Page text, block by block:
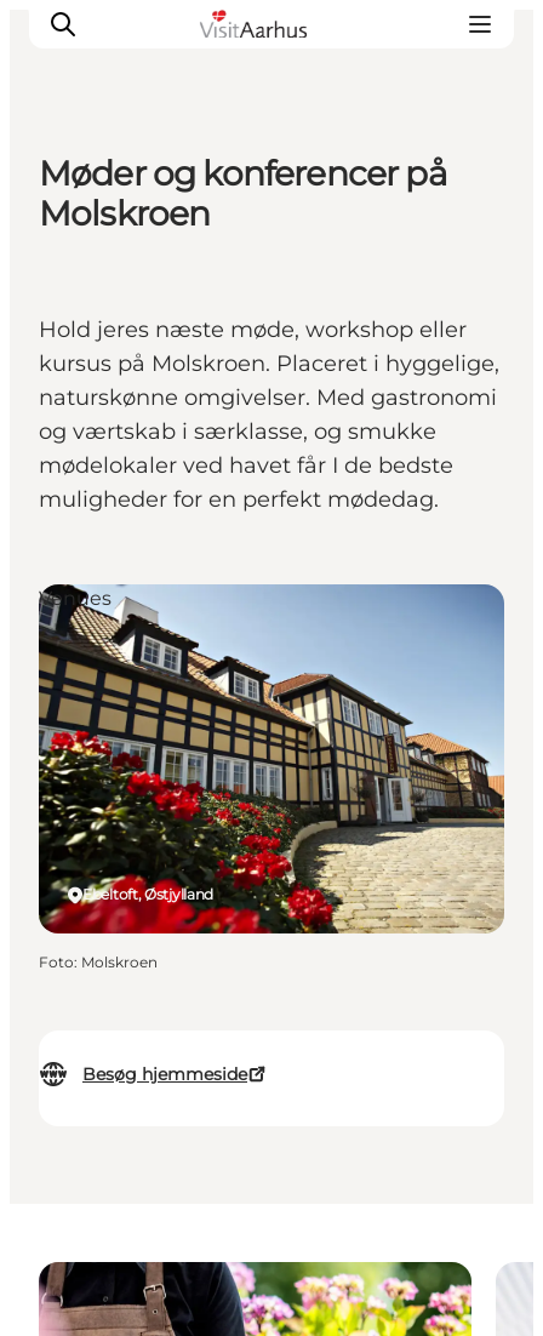
Oplevelser
Transport
Møder og konferencer på
Molskroen
Hold jeres næste møde, workshop eller
kursus på Molskroen. Placeret i hyggelige,
naturskønne omgivelser. Med gastronomi
og værtskab i særklasse, og smukke
mødelokaler ved havet får I de bedste
muligheder for en perfekt mødedag.
Besøg hjemmeside
Ebeltoft, Østjylland
Venues
Foto: Molskroen